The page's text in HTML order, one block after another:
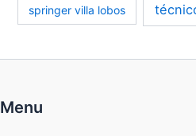
springer villa lobos
Menu